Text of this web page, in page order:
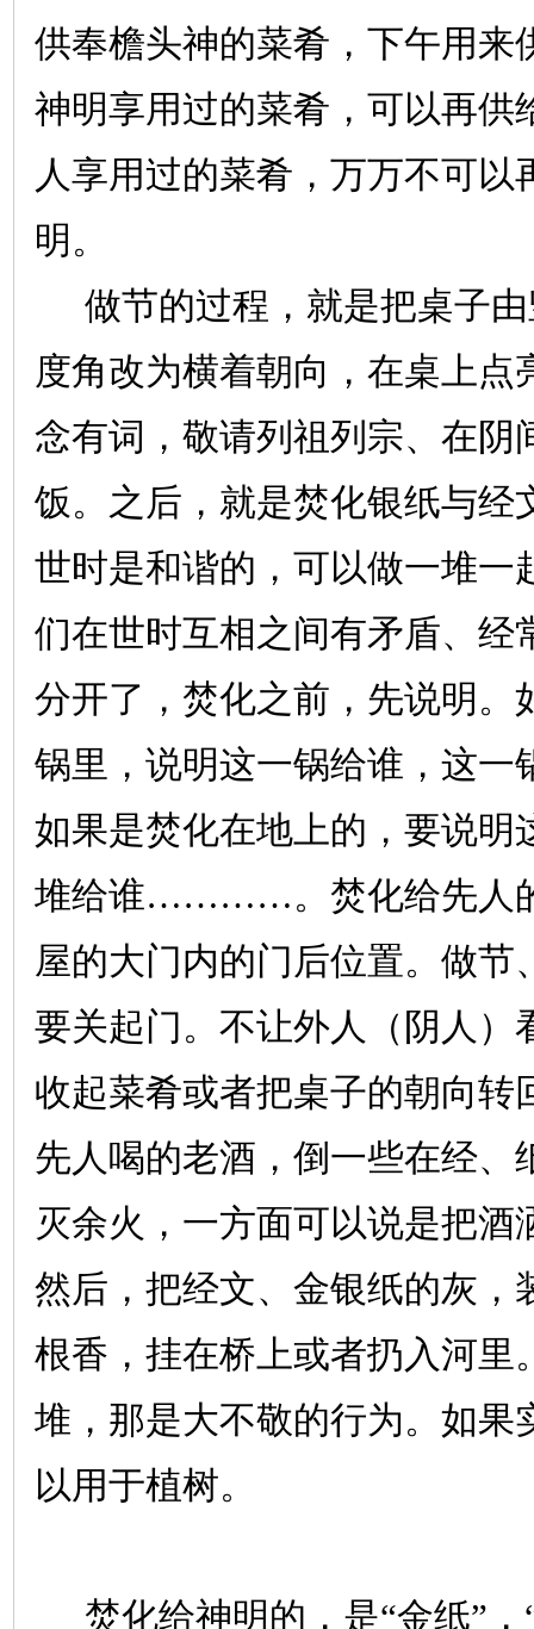
供奉檐头神的菜肴，下午用来
神明享用过的菜肴，可以再供
人享用过的菜肴，万万不可以
明。
做节的过程，就是把桌子
度角改为横着朝向，在桌上点
念有词，敬请列祖列宗、在阴
饭。之后，就是焚化银纸与经
世时是和谐的，可以做一堆一
们在世时互相之间有矛盾、经
分开了，焚化之前，先说明。
锅里，说明这一锅给谁，这
如果是焚化在地上的，要说明
堆给谁…………。焚化给先人
屋的大门内的门后位置。做节
要关起门。不让外人（阴人）
收起菜肴或者把桌子的朝向转
先人喝的老酒，倒一些在经、
灭余火，一方面可以说是把酒
然后，把经文、金银纸的灰，
根香，挂在桥上或者扔入河里
堆，那是大不敬的行为。如果
以用于植树。
焚化给神明的，是“金纸”